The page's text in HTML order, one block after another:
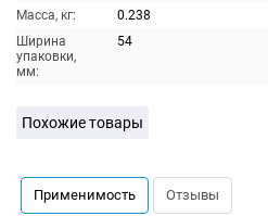
Масса, кг:
0.238
Ширина
упаковки,
мм:
54
Похожие товары
Применимость Отзывы